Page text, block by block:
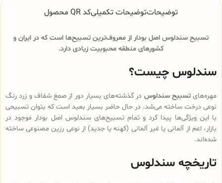
توضیحاتتوضیحات تکمیلیکد QR محصول
تسبیح سندلوس اصل بودار از معروف‌ترین تسبیح‌ها است که در ایران و
کشورهای منطقه محبوبیت زیادی دارد.
سندلوس چیست؟
مهره‌هایتسبیح سندلوس در گذشته‌های بسیار دور از صمغ شفاف و زرد رنگ
نوعی درخت ساخته می‌شد. در حال حاضر بسیار بعید است که بتوان تسبیحی
با این ویژگی‌ها پیدا کرد و تمام تسبیح‌های سندلوس‌ اصل بودار موجود در
بازار، اعم از آلمانی یا غیر آلمانی (کهنه یا جدید) از نوعی رزین مصنوعی ساخته
شده‌اند.
تاریخچه سندلوس